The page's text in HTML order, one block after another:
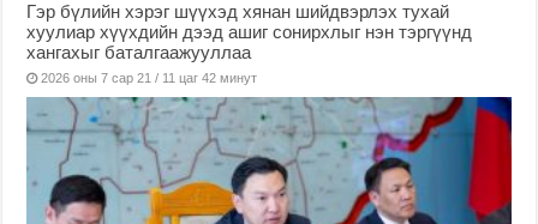
Гэр бүлийн хэрэг шүүхэд хянан шийдвэрлэх тухай
хуулиар хүүхдийн дээд ашиг сонирхлыг нэн тэргүүнд
хангахыг баталгаажууллаа
2026 оны 7 сар 21 / 11 цаг 42 минут